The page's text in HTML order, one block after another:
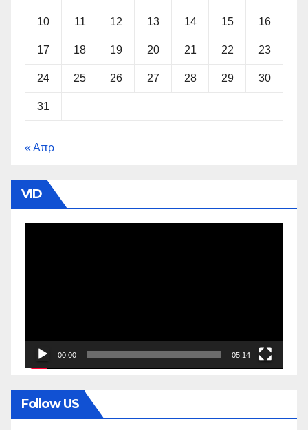
10 11 12 13 14 15 16
17 18 19 20 21 22 23
24 25 26 27 28 29 30
31
« Απρ
VID
00:00 05:14
Follow US